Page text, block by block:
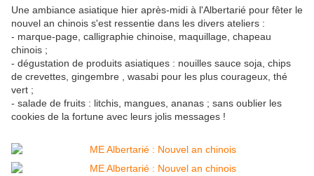
Une ambiance asiatique hier après-midi à l'Albertarié pour fêter le
nouvel an chinois s'est ressentie dans les divers ateliers :
- marque-page, calligraphie chinoise, maquillage, chapeau
chinois ;
- dégustation de produits asiatiques : nouilles sauce soja, chips
de crevettes, gingembre , wasabi pour les plus courageux, thé
vert ;
- salade de fruits : litchis, mangues, ananas ; sans oublier les
cookies de la fortune avec leurs jolis messages !